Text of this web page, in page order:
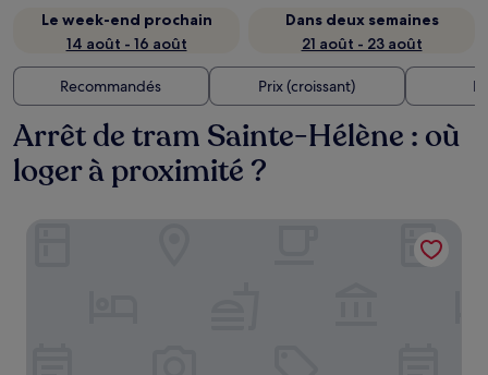
Le week-end prochain
14 août - 16 août
Dans deux semaines
21 août - 23 août
Recommandés Prix (croissant)
Arrêt de tram Sainte-Hélène : où
loger à proximité ?